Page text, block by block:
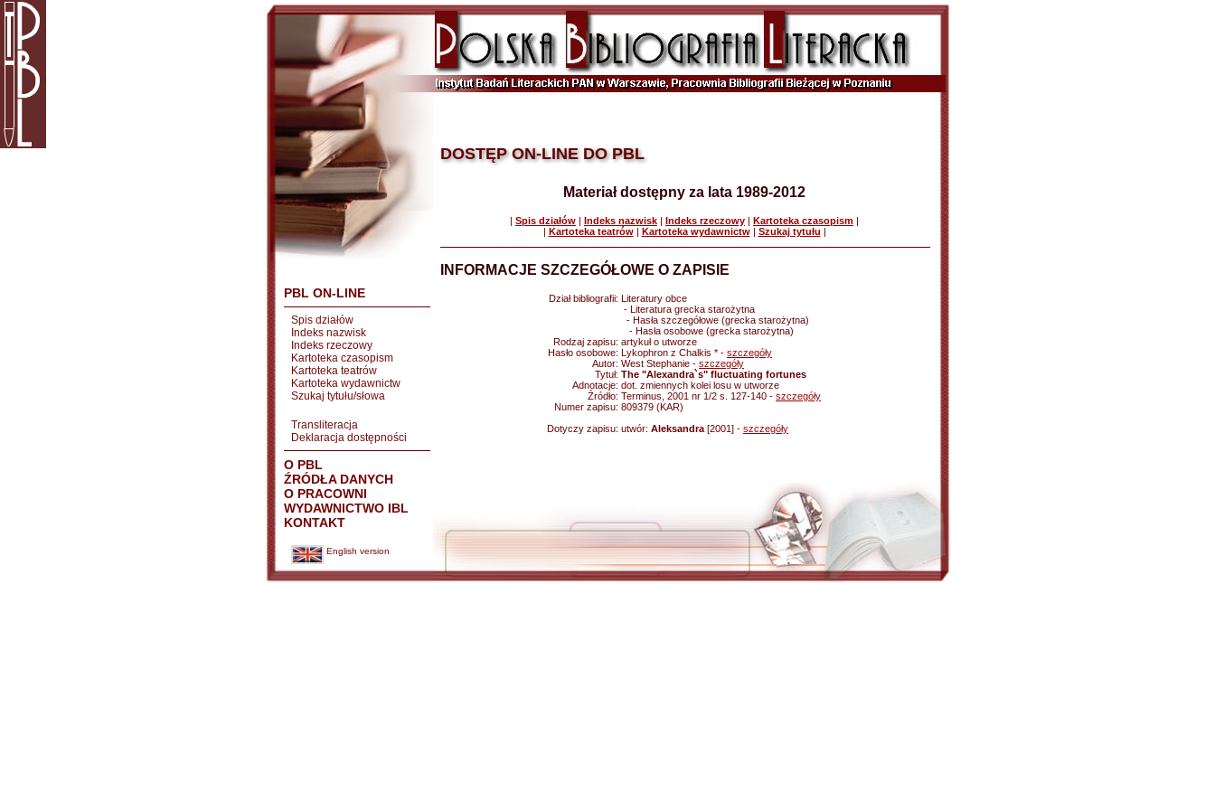
PBL ON-LINE
Spis działów
Indeks nazwisk
Indeks rzeczowy
Kartoteka czasopism
Kartoteka teatrów
Kartoteka wydawnictw
Szukaj tytułu/słowa
Transliteracja
Deklaracja dostępności
O PBL
ŹRÓDŁA DANYCH
O PRACOWNI
WYDAWNICTWO IBL
KONTAKT
English version
DOSTĘP ON-LINE DO PBL
Materiał dostępny za lata 1989-2012
| Spis działów | Indeks nazwisk | Indeks rzeczowy | Kartoteka czasopism |
| Kartoteka teatrów| Kartoteka wydawnictw| Szukaj tytułu |
INFORMACJE SZCZEGÓŁOWE O ZAPISIE
Dział bibliografii: Literatury obce
- Literatura grecka starożytna
- Hasła szczegółowe (grecka starożytna)
- Hasła osobowe (grecka starożytna)
Rodzaj zapisu: artykuł o utworze
Hasło osobowe: Lykophron z Chalkis * - szczegóły
Autor: West Stephanie - szczegóły
Tytuł: The "Alexandra`s" fluctuating fortunes
Adnotacje: dot. zmiennych kolei losu w utworze
Źródło: Terminus, 2001 nr 1/2 s. 127-140 - szczegóły
Numer zapisu: 809379 (KAR)
Dotyczy zapisu: utwór: Aleksandra [2001] - szczegóły